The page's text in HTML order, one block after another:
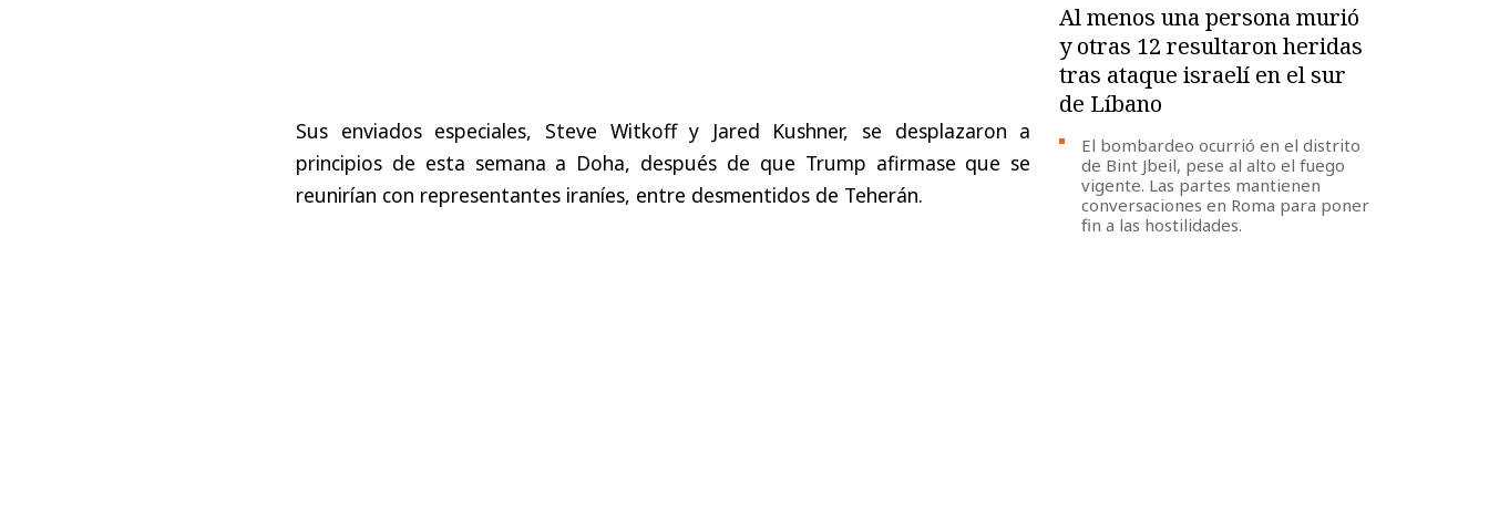
Sus enviados especiales, Steve Witkoff y Jared Kushner, se desplazaron a
principios de esta semana a Doha, después de que Trump afirmase que se
reunirían con representantes iraníes, entre desmentidos de Teherán.
Al menos una persona murió
y otras 12 resultaron heridas
tras ataque israelí en el sur
de Líbano
El bombardeo ocurrió en el distrito
de Bint Jbeil, pese al alto el fuego
vigente. Las partes mantienen
conversaciones en Roma para poner
fin a las hostilidades.